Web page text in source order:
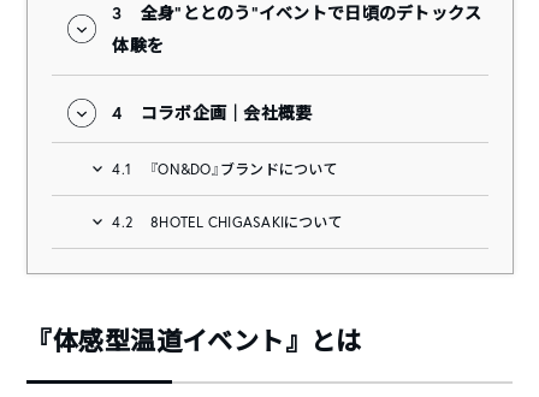
3
全身”ととのう”イベントで日頃のデトックス
体験を
4 コラボ企画｜会社概要
4.1 『ON&DO』ブランドについて
4.2 8HOTEL CHIGASAKIについて
『体感型温道イベント』とは